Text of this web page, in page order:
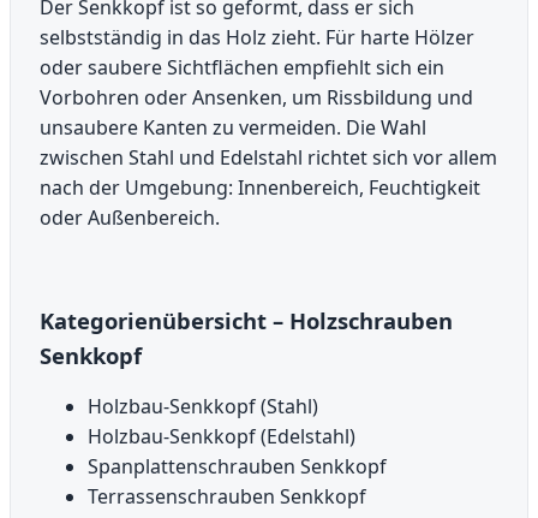
Der Senkkopf ist so geformt, dass er sich
selbstständig in das Holz zieht. Für harte Hölzer
oder saubere Sichtflächen empfiehlt sich ein
Vorbohren oder Ansenken, um Rissbildung und
unsaubere Kanten zu vermeiden. Die Wahl
zwischen Stahl und Edelstahl richtet sich vor allem
nach der Umgebung: Innenbereich, Feuchtigkeit
oder Außenbereich.
Kategorienübersicht – Holzschrauben
Senkkopf
Holzbau-Senkkopf (Stahl)
Holzbau-Senkkopf (Edelstahl)
Spanplattenschrauben Senkkopf
Terrassenschrauben Senkkopf